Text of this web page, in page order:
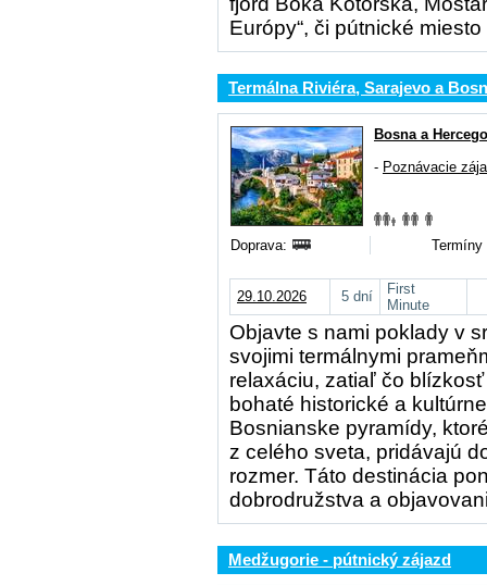
Európy“, či pútnické
Termálna Riviéra, Sarajevo a
Bosna a
- Poznávacie
Doprava: Termíny
29.10.2026 5 dní
First
Minute
Objavte s nami poklady v
svojimi termálnymi
relaxáciu, zatiaľ čo
bohaté historické a
Bosnianske pyramídy,
z celého sveta, pridávajú
rozmer. Táto destinácia
dobrodružstva a
Medžugorie - pútnický zájazd